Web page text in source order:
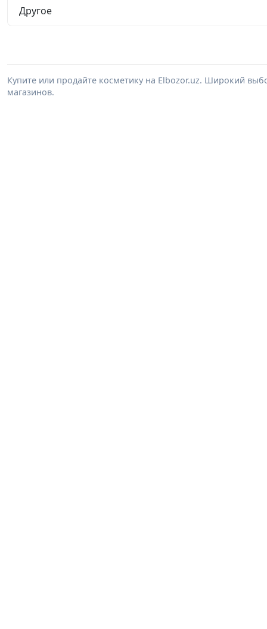
Другое
Купите или продайте косметику на Elbozor.uz. Широкий
магазинов.